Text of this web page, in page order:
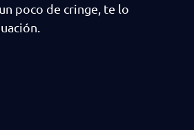
poco de cringe, te lo